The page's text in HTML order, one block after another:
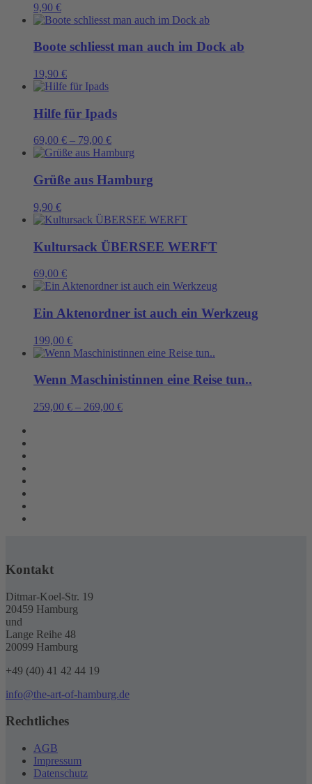
9,90 €
Boote schliesst man auch im Dock ab
19,90 €
Hilfe für Ipads
69,00 € – 79,00 €
Grüße aus Hamburg
9,90 €
Kultursack ÜBERSEE WERFT
69,00 €
Ein Aktenordner ist auch ein Werkzeug
199,00 €
Wenn Maschinistinnen eine Reise tun..
259,00 € – 269,00 €
Kontakt
Ditmar-Koel-Str. 19
20459 Hamburg
und
Lange Reihe 48
20099 Hamburg
+49 (40) 41 42 44 19
info@the-art-of-hamburg.de
Rechtliches
AGB
Impressum
Datenschutz